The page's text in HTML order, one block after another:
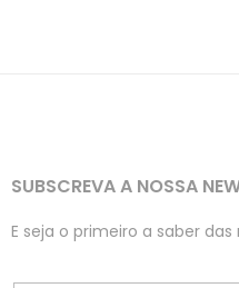
SUBSCREVA A NOSSA
E seja o primeiro a saber